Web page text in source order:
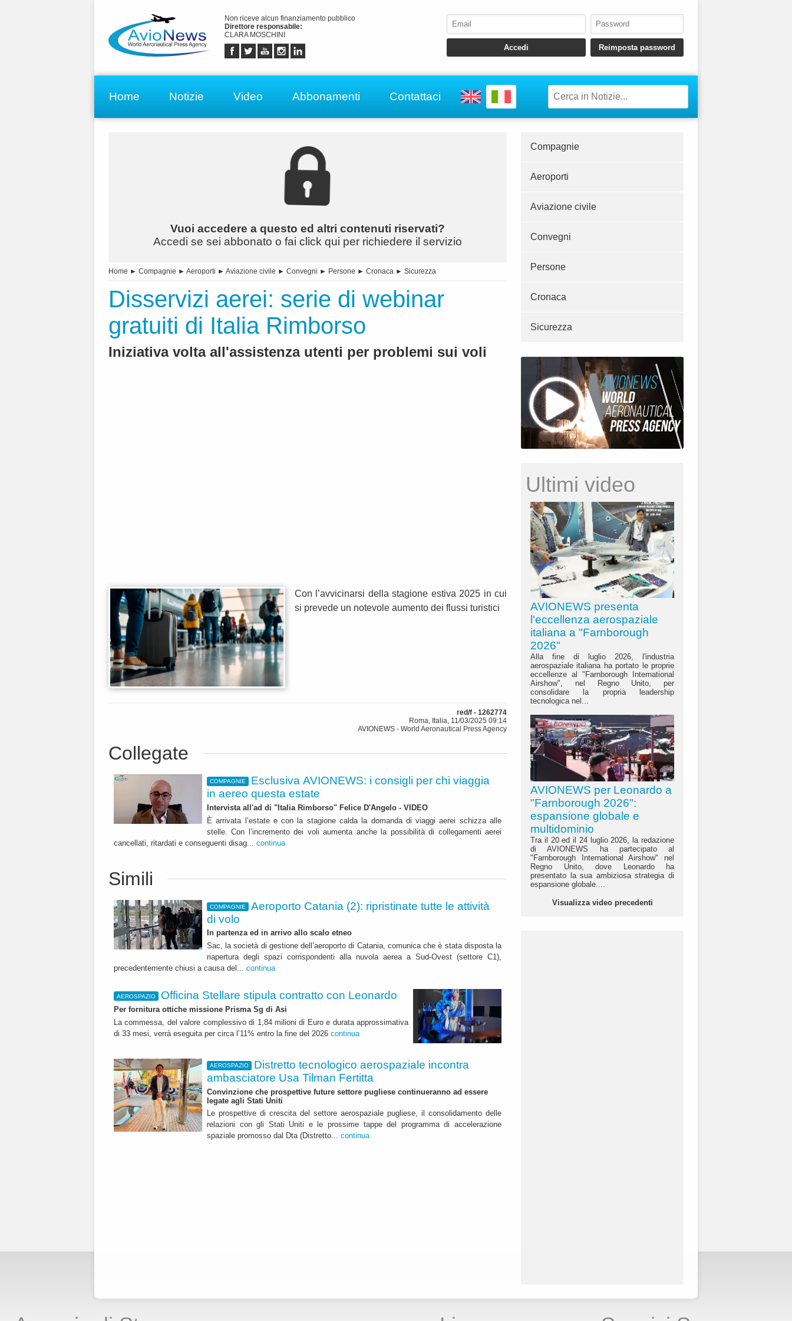
Non riceve alcun finanziamento pubblico
Direttore responsabile:
CLARA MOSCHINI
Home Notizie Video Abbonamenti Contattaci
Vuoi accedere a questo ed altri contenuti riservati?
Accedi se sei abbonato o fai click qui per richiedere il servizio
Home ► Compagnie ► Aeroporti ► Aviazione civile ► Convegni ► Persone ► Cronaca ► Sicurezza
Disservizi aerei: serie di webinar
gratuiti di Italia Rimborso
Iniziativa volta all'assistenza utenti per problemi sui voli
Con l’avvicinarsi della stagione estiva 2025 in cui
si prevede un notevole aumento dei flussi turistici
red/f - 1262774
Roma, Italia, 11/03/2025 09:14
AVIONEWS - World Aeronautical Press Agency
Collegate
COMPAGNIE
Esclusiva AVIONEWS: i consigli per chi viaggia
in aereo questa estate
Intervista all'ad di "Italia Rimborso" Felice D'Angelo - VIDEO
È arrivata l’estate e con la stagione calda la domanda di viaggi aerei schizza alle
stelle. Con l’incremento dei voli aumenta anche la possibilità di collegamenti aerei
cancellati, ritardati e conseguenti disag... continua
Simili
COMPAGNIE
Aeroporto Catania (2): ripristinate tutte le attività
di volo
In partenza ed in arrivo allo scalo etneo
Sac, la società di gestione dell’aeroporto di Catania, comunica che è stata disposta la
riapertura degli spazi corrispondenti alla nuvola aerea a Sud-Ovest (settore C1),
precedentemente chiusi a causa del... continua
AEROSPAZIO Officina Stellare stipula contratto con Leonardo
Per fornitura ottiche missione Prisma Sg di Asi
La commessa, del valore complessivo di 1,84 milioni di Euro e durata approssimativa
di 33 mesi, verrà eseguita per circa l’11% entro la fine del 2026 continua
AEROSPAZIO
Distretto tecnologico aerospaziale incontra
ambasciatore Usa Tilman Fertitta
Convinzione che prospettive future settore pugliese continueranno ad essere
legate agli Stati Uniti
Le prospettive di crescita del settore aerospaziale pugliese, il consolidamento delle
relazioni con gli Stati Uniti e le prossime tappe del programma di accelerazione
spaziale promosso dal Dta (Distretto... continua
Compagnie
Aeroporti
Aviazione civile
Convegni
Persone
Cronaca
Sicurezza
Ultimi video
AVIONEWS presenta
l'eccellenza aerospaziale
italiana a "Farnborough
2026"
Alla fine di luglio 2026, l'industria
aerospaziale italiana ha portato le proprie
eccellenze al "Farnborough International
Airshow", nel Regno Unito, per
consolidare la propria leadership
tecnologica nel...
AVIONEWS per Leonardo a
"Farnborough 2026":
espansione globale e
multidominio
Tra il 20 ed il 24 luglio 2026, la redazione
di AVIONEWS ha partecipato al
"Farnborough International Airshow" nel
Regno Unito, dove Leonardo ha
presentato la sua ambiziosa strategia di
espansione globale....
Visualizza video precedenti